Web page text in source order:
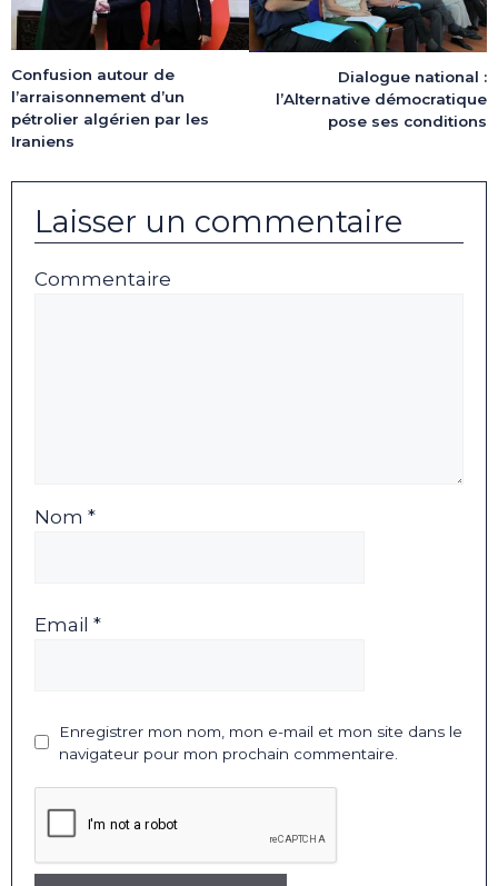
Confusion autour de
l’arraisonnement d’un
pétrolier algérien par les
Iraniens
Dialogue national :
l’Alternative démocratique
pose ses conditions
Laisser un commentaire
Commentaire
Nom *
Email *
Enregistrer mon nom, mon e-mail et mon site dans le
navigateur pour mon prochain commentaire.